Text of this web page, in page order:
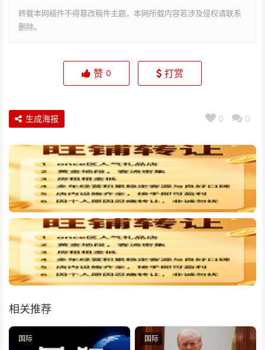
转载本网稿件不得篡改稿件主题，本网所载内容若涉及侵权请联系
删除。
赞 0 打赏
0 0
生成海报
相关推荐
国际 国际